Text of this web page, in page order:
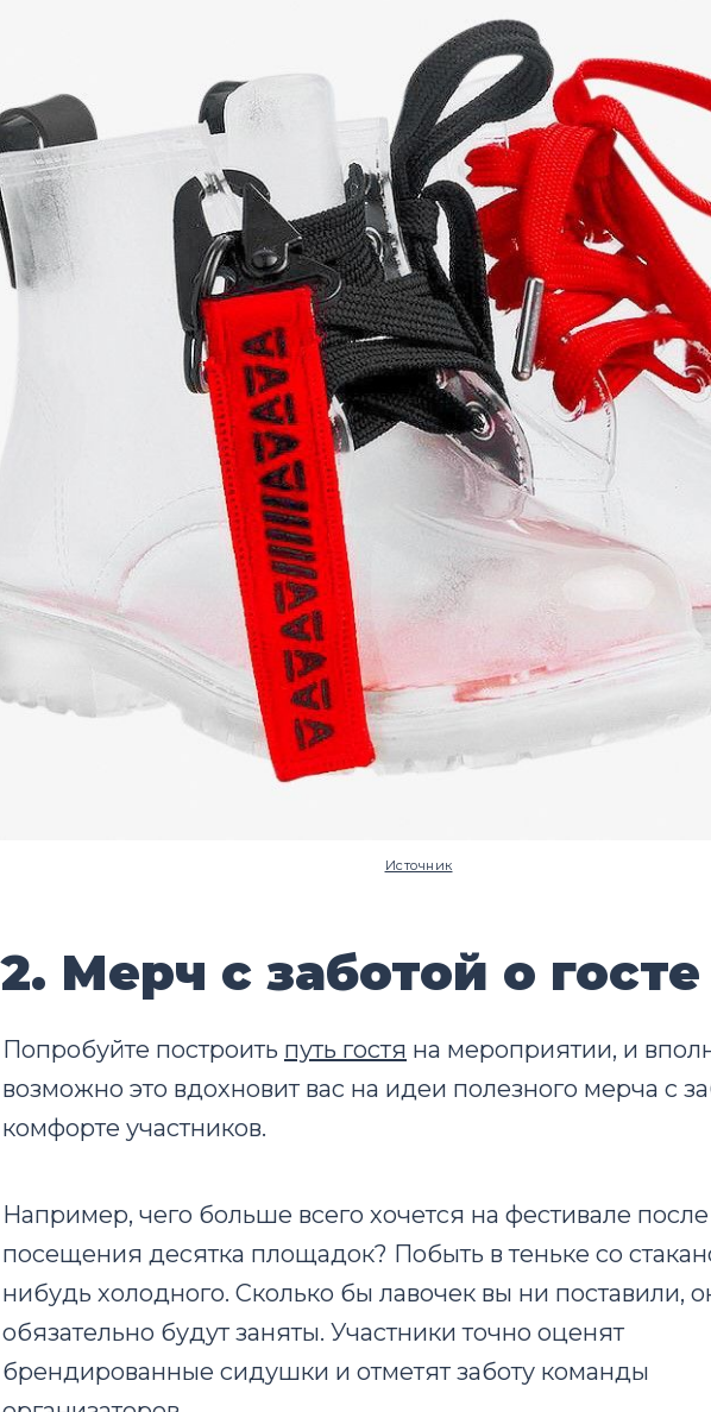
Источник
2. Мерч с заботой о госте
Попробуйте построить путь гостя на мероприятии, и
возможно это вдохновит вас на идеи полезного мерча с
комфорте участников.
Например, чего больше всего хочется на фестивале после
посещения десятка площадок? Побыть в теньке со
нибудь холодного. Сколько бы лавочек вы ни поставили,
обязательно будут заняты. Участники точно оценят
брендированные сидушки и отметят заботу команды